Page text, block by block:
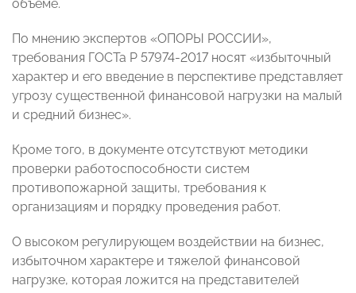
объеме.
По мнению экспертов «ОПОРЫ РОССИИ»,
требования ГОСТа Р 57974-2017 носят «избыточный
характер и его введение в перспективе представляет
угрозу существенной финансовой нагрузки на малый
и средний бизнес».
Кроме того, в документе отсутствуют методики
проверки работоспособности систем
противопожарной защиты, требования к
организациям и порядку проведения работ.
О высоком регулирующем воздействии на бизнес,
избыточном характере и тяжелой финансовой
нагрузке, которая ложится на представителей